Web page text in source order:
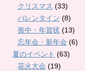
クリスマス (33)
バレンタイン (8)
喪中・年賀状 (13)
忘年会・新年会 (6)
夏のイベント (63)
花火大会 (19)